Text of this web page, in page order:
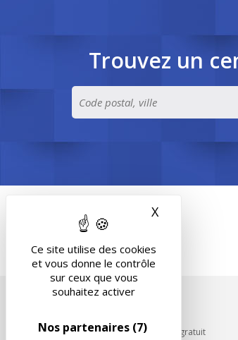
Ce site utilise des cookies
et vous donne le contrôle
sur ceux que vous
souhaitez activer
Nos partenaires (7)
X
Trouvez un
Rappel contrôle technique gratuit